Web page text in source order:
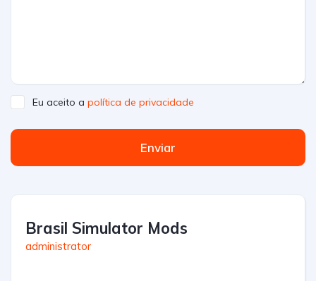
Eu aceito a política de privacidade
Enviar
Brasil Simulator Mods
administrator